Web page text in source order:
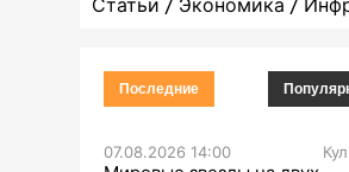
Последние
07.08.2026 14:00